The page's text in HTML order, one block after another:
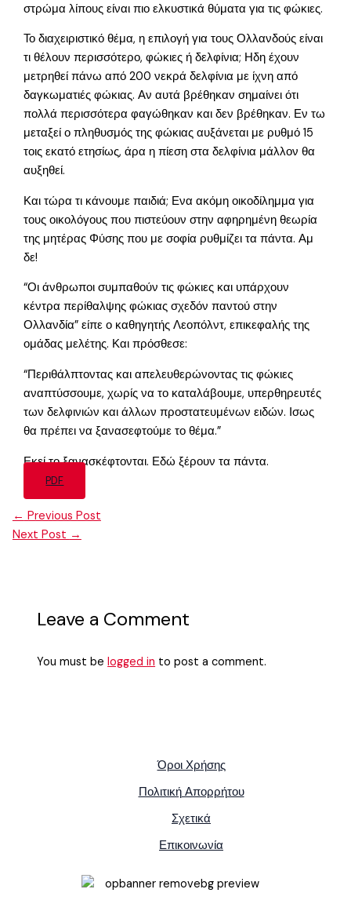
στρώμα λίπους είναι πιο ελκυστικά θύματα για τις φώκιες.
Το διαχειριστικό θέμα, η επιλογή για τους Ολλανδούς είναι
τι θέλουν περισσότερο, φώκιες ή δελφίνια; Ηδη έχουν
μετρηθεί πάνω από 200 νεκρά δελφίνια με ίχνη από
δαγκωματιές φώκιας. Αν αυτά βρέθηκαν σημαίνει ότι
πολλά περισσότερα φαγώθηκαν και δεν βρέθηκαν. Εν τω
μεταξεί ο πληθυσμός της φώκιας αυξάνεται με ρυθμό 15
τοις εκατό ετησίως, άρα η πίεση στα δελφίνια μάλλον θα
αυξηθεί.
Και τώρα τι κάνουμε παιδιά; Ενα ακόμη οικοδίλημμα για
τους οικολόγους που πιστεύουν στην αφηρημένη θεωρία
της μητέρας Φύσης που με σοφία ρυθμίζει τα πάντα. Αμ
δε!
“Οι άνθρωποι συμπαθούν τις φώκιες και υπάρχουν
κέντρα περίθαλψης φώκιας σχεδόν παντού στην
Ολλανδία” είπε ο καθηγητής Λεοπόλντ, επικεφαλής της
ομάδας μελέτης. Και πρόσθεσε:
“Περιθάλπτοντας και απελευθερώνοντας τις φώκιες
αναπτύσσουμε, χωρίς να το καταλάβουμε, υπερθηρευτές
των δελφινιών και άλλων προστατευμένων ειδών. Ισως
θα πρέπει να ξανασεφτούμε το θέμα.”
Εκεί το ξανασκέφτονται. Εδώ ξέρουν τα πάντα.
PDF
← Previous Post
Next Post →
Leave a Comment
You must belogged in to post a comment.
Όροι Χρήσης
Πολιτική Απορρήτου
Σχετικά
Επικοινωνία